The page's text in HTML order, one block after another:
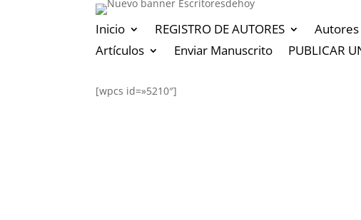
Inicio REGISTRO DE AUTORES Autores
Artículos
Enviar Manuscrito PUBLICAR
[wpcs id=»5210″]